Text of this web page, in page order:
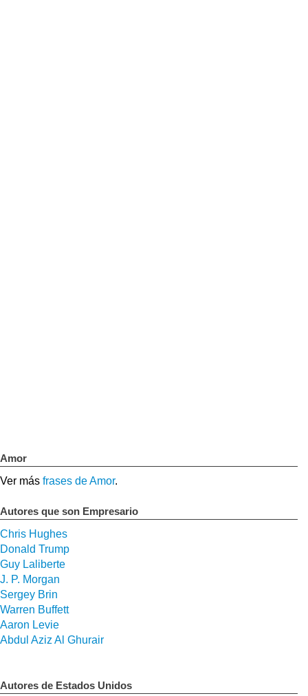
Amor
Ver más frases de Amor.
Autores que son Empresario
Chris Hughes
Donald Trump
Guy Laliberte
J. P. Morgan
Sergey Brin
Warren Buffett
Aaron Levie
Abdul Aziz Al Ghurair
Autores de Estados Unidos